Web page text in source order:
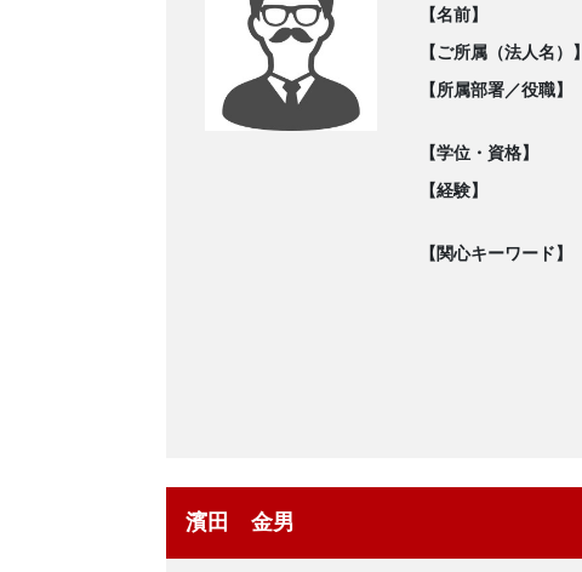
【名前】
【ご所属（法人名）】
【所属部署／役職】
【学位・資格】
【経験】
【関心キーワード】
濱田 金男